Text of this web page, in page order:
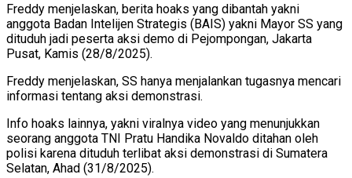
Freddy menjelaskan, berita hoaks yang dibantah yakni
anggota Badan Intelijen Strategis (BAIS) yakni Mayor SS yang
dituduh jadi peserta aksi demo di Pejompongan, Jakarta
Pusat, Kamis (28/8/2025).
Freddy menjelaskan, SS hanya menjalankan tugasnya mencari
informasi tentang aksi demonstrasi.
Info hoaks lainnya, yakni viralnya video yang menunjukkan
seorang anggota TNI Pratu Handika Novaldo ditahan oleh
polisi karena dituduh terlibat aksi demonstrasi di Sumatera
Selatan, Ahad (31/8/2025).